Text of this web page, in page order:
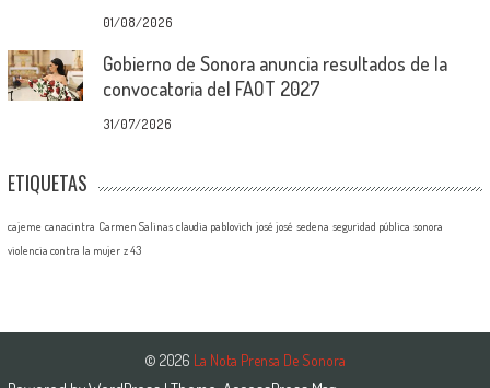
01/08/2026
Gobierno de Sonora anuncia resultados de la
convocatoria del FAOT 2027
31/07/2026
ETIQUETAS
cajeme canacintra Carmen Salinas claudia pablovich josé josé sedena seguridad pública sonora
violencia contra la mujer z 43
© 2026 La Nota Prensa De Sonora